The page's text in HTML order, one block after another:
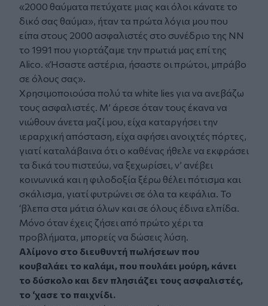
«2000 θαύματα πετύχατε μιας και όλοι κάνατε το
δικό σας θαύμα», ήταν τα πρώτα λόγια μου που
είπα στους 2000 ασφαλιστές στο συνέδριο της ΝΝ
το 1991 που γιορτάζαμε την πρωτιά μας επί της
Alico. «Ήσαστε αστέρια, ήσαστε οι πρώτοι, μπράβο
σε όλους σας».
Χρησιμοποιούσα πολύ τα white lies για να ανεβάζω
τους ασφαλιστές. Μ’ άρεσε όταν τους έκανα να
νιώθουν άνετα μαζί μου, είχα καταργήσει την
ιεραρχική απόσταση, είχα αφήσει ανοιχτές πόρτες,
γιατί καταλάβαινα ότι ο καθένας ήθελε να εκφράσει
τα δικά του πιστεύω, να ξεχωρίσει, ν’ ανέβει
κοινωνικά και η φιλοδοξία ξέρω θέλει πότισμα και
σκάλισμα, γιατί φυτρώνει σε όλα τα κεφάλια. Το
‘βλεπα στα μάτια όλων και σε όλους έδινα ελπίδα.
Μόνο όταν έχεις ζήσει από πρώτο χέρι τα
προβλήματα, μπορείς να δώσεις λύση.
Αλίμονο στο διευθυντή πωλήσεων που
κουβαλάει το καλάμι, που πουλάει μούρη, κάνει
το δύσκολο και δεν πλησιάζει τους ασφαλιστές,
το ‘χασε το παιχνίδι.